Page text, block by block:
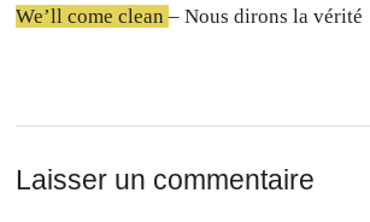
We’ll come clean– Nous dirons la vérité
Laisser un commentaire